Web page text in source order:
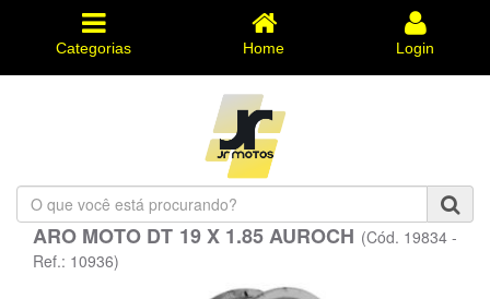
Categorias Home Login
O
que
você
está
ARO MOTO DT 19 X 1.85 AUROCH (Cód. 19834 -
Ref.: 10936)